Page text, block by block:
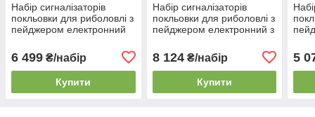
Набір сигналізаторів
покльовки для риболовлі з
пейджером електронний
Bluetooth до 150 м
6 499 ₴/набір
Купити
Набір сигналізаторів
покльовки для риболовлі з
пейджером електронний з
Bluetooth до 150 м
8 124₴/набір
Купити
5